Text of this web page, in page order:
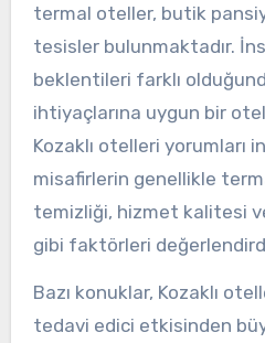
termal oteller, butik
tesisler bulunmaktadır.
beklentileri farklı
ihtiyaçlarına uygun bir
Kozaklı otelleri yorumları
misafirlerin genellikle
temizliği, hizmet kalitesi
gibi faktörleri
Bazı konuklar, Kozaklı
tedavi edici etkisinden